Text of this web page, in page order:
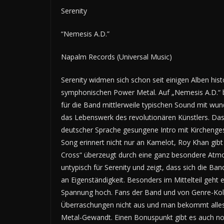
Serenity
“Nemesis A.D.”
Napalm Records (Universal Music)
Serenity widmen sich schon seit einigen Alben
symphonischen Power Metal. Auf „Nemesis
für die Band mittlerweile typischen Sound mit
das Lebenswerk des revolutionären Künstlers.
deutscher Sprache gesungene Intro mit
Song erinnert nicht nur an Kamelot, Roy Khan
Cross“ überzeugt durch eine ganz besondere
untypisch für Serenity und zeigt, dass sich die
an Eigenständigkeit. Besonders im Mittelteil geht
Spannung hoch. Fans der Band und von Genre-
Überraschungen nicht aus und man bekommt
Metal-Gewandt. Einen Bonuspunkt gibt es auch